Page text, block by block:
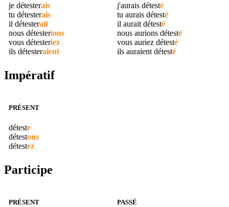
je détesterais
tu détesterais
il détesterait
nous détesterions
vous détesteriez
ils détesteraient
j'aurais détesté
tu aurais détesté
il aurait détesté
nous aurions détesté
vous auriez détesté
ils auraient détesté
Impératif
PRÉSENT
déteste
détestons
détestez
Participe
PRÉSENT PASSÉ